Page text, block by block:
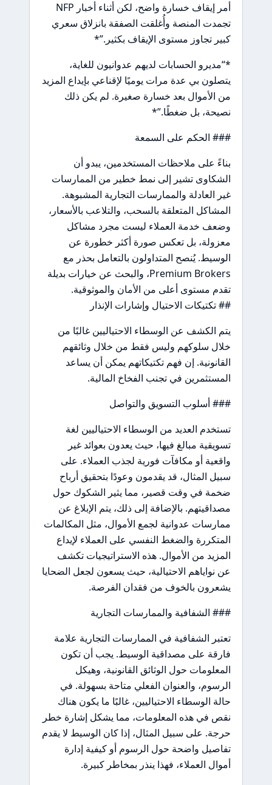
أمر إيقاف خسارة واضح، لكن أثناء أخبار NFP
تجمدت المنصة وأُغلقت الصفقة بانزلاق سعري
كبير تجاوز مستوى الإيقاف بكثير.”*
*“مديرو الحسابات لديهم عدوانيون للغاية،
يتصلون بي عدة مرات يوميًا لإقناعي بإيداع المزيد
من الأموال بعد خسارة صغيرة. لم يكن ذلك
نصيحة، بل ضغطًا.”*
### الحكم على السمعة
بناءً على ملاحظات المستخدمين، يبدو أن
الشكاوى تشير إلى نمط خطير من الممارسات
غير العادلة والممارسات التجارية المشبوهة.
المشاكل المتعلقة بالسحب، والتلاعب بالأسعار،
وضعف خدمة العملاء ليست مجرد مشاكل
معزولة، بل تعكس صورة أكثر خطورة عن
الوسيط. يُنصح المتداولون بالتعامل بحذر مع
Premium Brokers، والبحث عن خيارات بديلة
تقدم مستوى أعلى من الأمان والموثوقية.
## تكتيكات الاحتيال وإشارات الإنذار
يتم الكشف عن الوسطاء الاحتياليين غالبًا من
خلال سلوكهم وليس فقط من خلال وثائقهم
القانونية. إن فهم تكتيكاتهم يمكن أن يساعد
المستثمرين في تجنب الفخاخ المالية.
### أسلوب التسويق والتواصل
تستخدم العديد من الوسطاء الاحتياليين لغة
تسويقية مبالغ فيها، حيث يعدون بعوائد غير
واقعية أو مكافآت فورية لجذب العملاء. على
سبيل المثال، قد يقدمون وعودًا بتحقيق أرباح
ضخمة في وقت قصير، مما يثير الشكوك حول
مصداقيتهم. بالإضافة إلى ذلك، يتم الإبلاغ عن
ممارسات عدوانية لجمع الأموال، مثل المكالمات
المتكررة والضغط النفسي على العملاء لإيداع
المزيد من الأموال. هذه الاستراتيجيات تكشف
عن نواياهم الاحتيالية، حيث يسعون لجعل الضحايا
يشعرون بالخوف من فقدان الفرصة.
### الشفافية والممارسات التجارية
تعتبر الشفافية في الممارسات التجارية علامة
فارقة على مصداقية الوسيط. يجب أن تكون
المعلومات حول الوثائق القانونية، وهيكل
الرسوم، والعنوان الفعلي متاحة بسهولة. في
حالة الوسطاء الاحتياليين، غالبًا ما يكون هناك
نقص في هذه المعلومات، مما يشكل إشارة خطر
حرجة. على سبيل المثال، إذا كان الوسيط لا يقدم
تفاصيل واضحة حول الرسوم أو كيفية إدارة
أموال العملاء، فهذا ينذر بمخاطر كبيرة.